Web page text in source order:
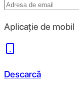
Aplicație de mobil
Descarcă